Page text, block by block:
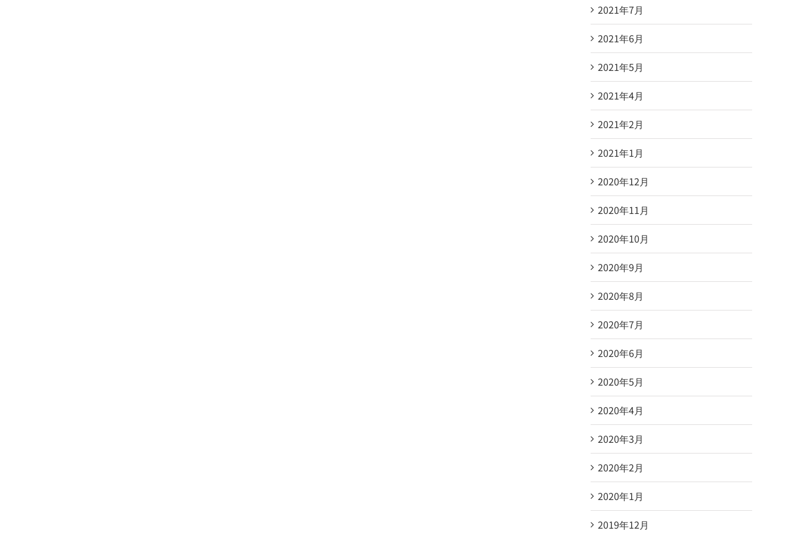
2021年7月
2021年6月
2021年5月
2021年4月
2021年2月
2021年1月
2020年12月
2020年11月
2020年10月
2020年9月
2020年8月
2020年7月
2020年6月
2020年5月
2020年4月
2020年3月
2020年2月
2020年1月
2019年12月